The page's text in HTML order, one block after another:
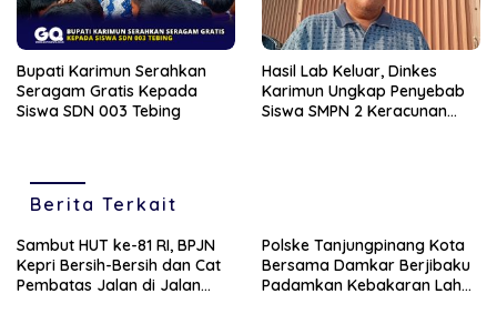
Bupati Karimun Serahkan
Seragam Gratis Kepada
Siswa SDN 003 Tebing
Hasil Lab Keluar, Dinkes
Karimun Ungkap Penyebab
Siswa SMPN 2 Keracunan
Berita Terkait
Sambut HUT ke-81 RI, BPJN
Kepri Bersih-Bersih dan Cat
Pembatas Jalan di Jalan
Polske Tanjungpinang Kota
Bersama Damkar Berjibaku
Padamkan Kebakaran Lahan